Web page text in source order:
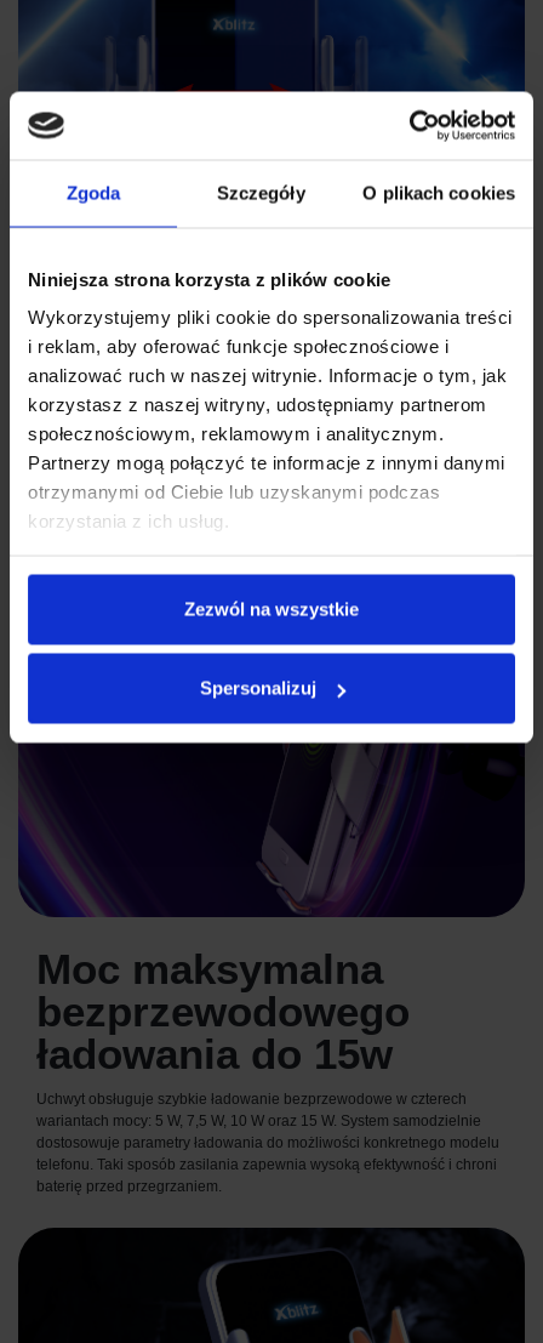
Zgoda Szczegóły O plikach cookies
Niniejsza strona korzysta z plików cookie
Wykorzystujemy pliki cookie do spersonalizowania treści
i reklam, aby oferować funkcje społecznościowe i
analizować ruch w naszej witrynie. Informacje o tym, jak
korzystasz z naszej witryny, udostępniamy partnerom
społecznościowym, reklamowym i analitycznym.
Partnerzy mogą połączyć te informacje z innymi danymi
otrzymanymi od Ciebie lub uzyskanymi podczas
korzystania z ich usług.
Zezwól na wszystkie
Spersonalizuj
Automatyczny zacisk
Wbudowany sensor wykrywa zbliżający się telefon i
automatycznie otwiera ramiona uchwytu, stabilnie
przytrzymując urządzenie. Dzięki temu możesz umieścić
telefon w uchwycie jedną ręką, bez konieczności odrywania
wzroku od drogi. Mechanizm działa płynnie i nie wymaga
dodatkowej konfiguracji.
Moc maksymalna
bezprzewodowego
ładowania do 15w
Uchwyt obsługuje szybkie ładowanie bezprzewodowe w czterech
wariantach mocy: 5 W, 7,5 W, 10 W oraz 15 W. System samodzielnie
dostosowuje parametry ładowania do możliwości konkretnego modelu
telefonu. Taki sposób zasilania zapewnia wysoką efektywność i chroni
baterię przed przegrzaniem.